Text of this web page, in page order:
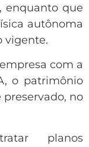
enquanto que
autônoma
vigente.
com a
o patrimônio
preservado, no
planos